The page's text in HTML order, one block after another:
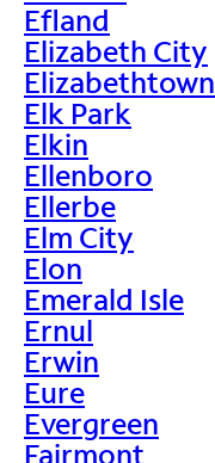
Efland
Elizabeth City
Elizabethtown
Elk Park
Elkin
Ellenboro
Ellerbe
Elm City
Elon
Emerald Isle
Ernul
Erwin
Eure
Evergreen
Fairmont